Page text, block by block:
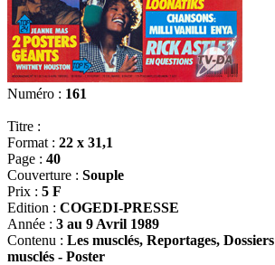
Numéro : 161
Titre :
Format : 22 x 31,1
Page : 40
Couverture : Souple
Prix : 5 F
Edition : COGEDI-PRESSE
Année : 3 au 9 Avril 1989
Contenu : Les musclés, Reportages, Dossiers
musclés - Poster